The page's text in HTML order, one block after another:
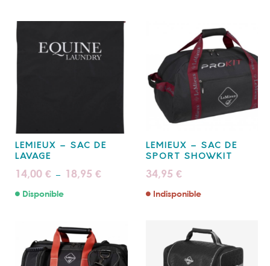
LEMIEUX – SAC DE
LAVAGE
14,00 € – 18,95 €Plage
de
Disponible
LEMIEUX – SAC DE
SPORT SHOWKIT
34,95 €
Indisponible